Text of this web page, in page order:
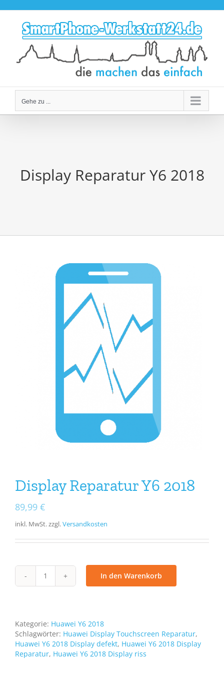
springen
Gehe zu ...
Display Reparatur Y6 2018
Display Reparatur Y6 2018
89,99 €
inkl. MwSt.zzgl.Versandkosten
Display
Reparatur
Menge
In den Warenkorb
Kategorie: Huawei Y6 2018
Schlagwörter: Huawei Display Touchscreen Reparatur,
Huawei Y6 2018 Display defekt, Huawei Y6 2018 Display
Reparatur, Huawei Y6 2018 Display riss